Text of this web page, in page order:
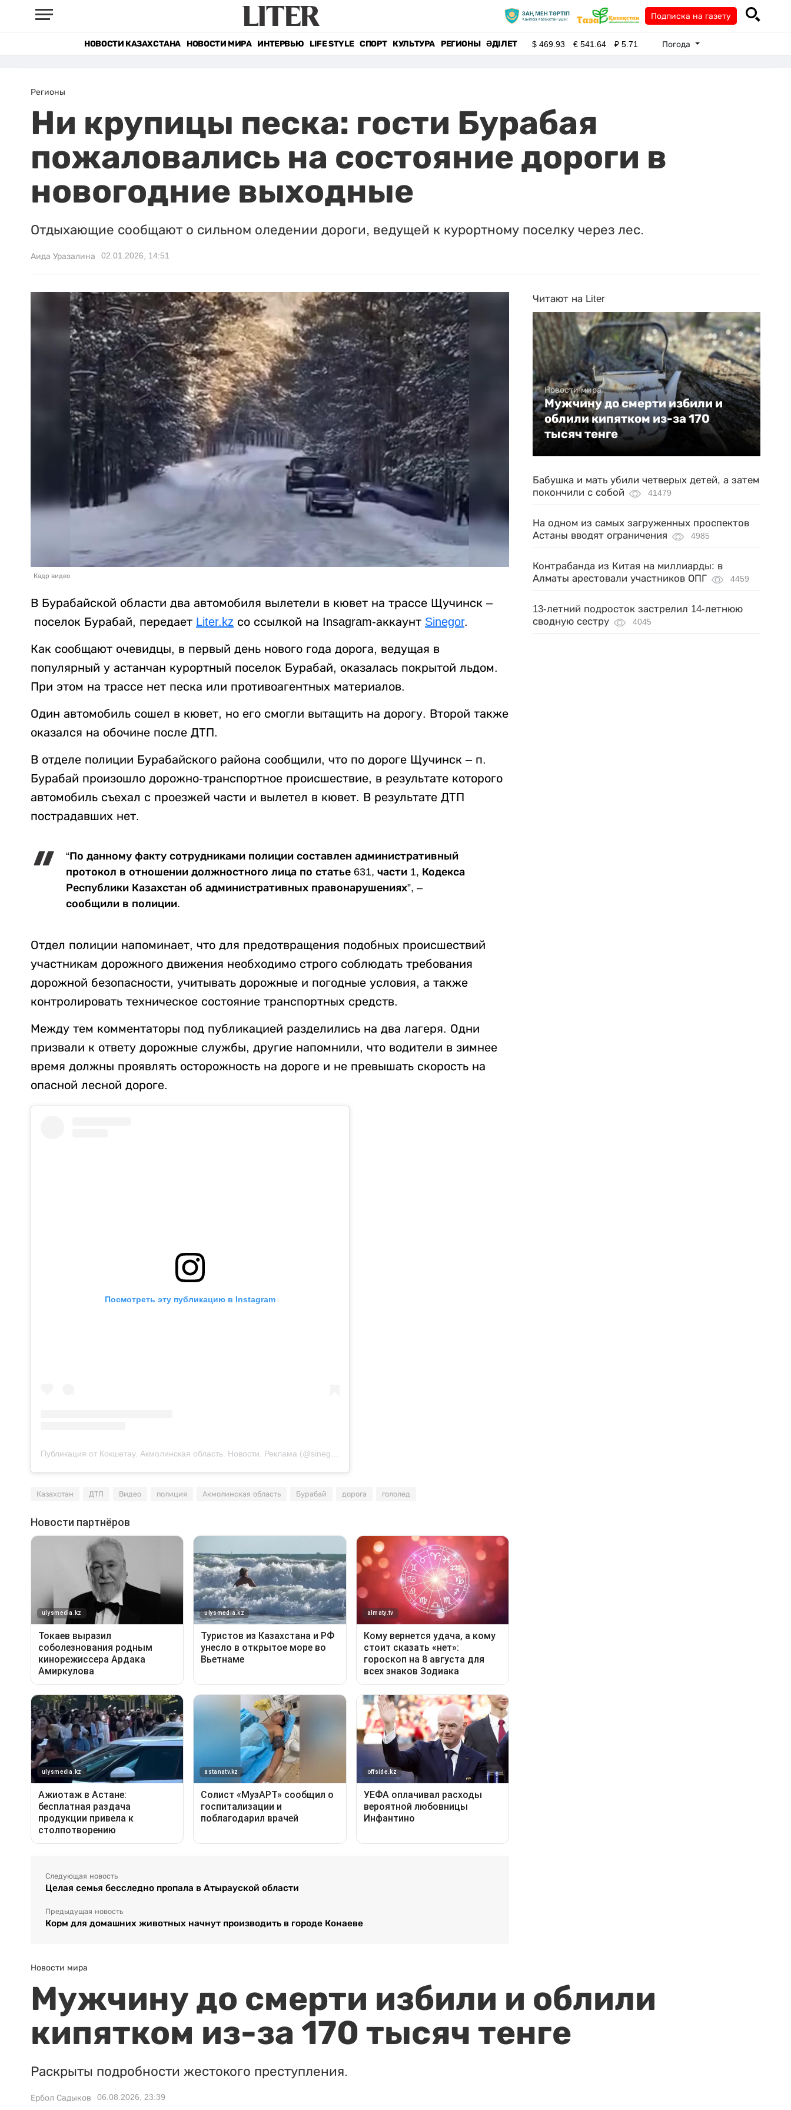
Подписка на газету
НОВОСТИ КАЗАХСТАНА НОВОСТИ МИРА ИНТЕРВЬЮ LIFE STYLE СПОРТ КУЛЬТУРА РЕГИОНЫ ӘДІЛЕТ $469.93 €541.64 ₽5.71 Погода
Регионы
Ни крупицы песка: гости Бурабая
пожаловались на состояние дороги в
новогодние выходные
Отдыхающие сообщают о сильном оледении дороги, ведущей к курортному поселку через лес.
Аида Уразалина 02.01.2026, 14:51
Кадр видео
В Бурабайской области два автомобиля вылетели в кювет на трассе Щучинск –
поселок Бурабай, передает Liter.kz со ссылкой на Insagram-аккаунт Sinegor.
Как сообщают очевидцы, в первый день нового года дорога, ведущая в
популярный у астанчан курортный поселок Бурабай, оказалась покрытой льдом.
При этом на трассе нет песка или противоагентных материалов.
Один автомобиль сошел в кювет, но его смогли вытащить на дорогу. Второй также
оказался на обочине после ДТП.
В отделе полиции Бурабайского района сообщили, что по дороге Щучинск – п.
Бурабай произошло дорожно-транспортное происшествие, в результате которого
автомобиль съехал с проезжей части и вылетел в кювет. В результате ДТП
пострадавших нет.
“По данному факту сотрудниками полиции составлен административный
протокол в отношении должностного лица по статье 631, части 1, Кодекса
Республики Казахстан об административных правонарушениях”, –
сообщили в полиции.
Отдел полиции напоминает, что для предотвращения подобных происшествий
участникам дорожного движения необходимо строго соблюдать требования
дорожной безопасности, учитывать дорожные и погодные условия, а также
контролировать техническое состояние транспортных средств.
Между тем комментаторы под публикацией разделились на два лагеря. Одни
призвали к ответу дорожные службы, другие напомнили, что водители в зимнее
время должны проявлять осторожность на дороге и не превышать скорость на
опасной лесной дороге.
Посмотреть эту публикацию в Instagram
Казахстан ДТП Видео полиция Акмолинская область Бурабай дорога гололед
Следующая новость
Целая семья бесследно пропала в Атырауской области
Предыдущая новость
Корм для домашних животных начнут производить в городе Конаеве
Читают на Liter
Новости мира
Мужчину до смерти избили и
облили кипятком из-за 170
тысяч тенге
Бабушка и мать убили четверых детей, а затем
покончили с собой
41479
На одном из самых загруженных проспектов
Астаны вводят ограничения
4985
Контрабанда из Китая на миллиарды: в
Алматы арестовали участников ОПГ
4459
13-летний подросток застрелил 14-летнюю
сводную сестру
4045
Новости мира
Мужчину до смерти избили и облили
кипятком из-за 170 тысяч тенге
Раскрыты подробности жестокого преступления.
Ербол Садыков 06.08.2026, 23:39